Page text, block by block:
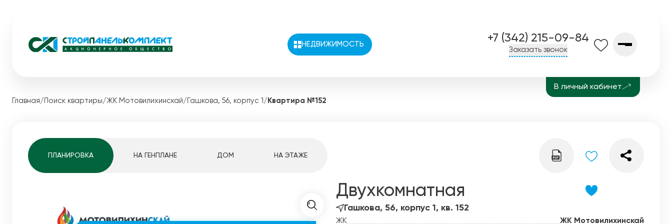
НЕДВИЖИМОСТЬ
+7 (342) 215-09-84
Заказать звонок
Мотовилихинскай
Pro жизнь
Динамика строительства
Квартиры студии
4-комнатные квартиры
Ипотека траншами
Материнский капитал
В личный кабинет
Главная/ Поиск квартиры/ЖК Мотовилихинскай/ Гашкова, 56, корпус 1 / Квартира №152
ПЛАНИРОВКА НА ГЕНПЛАНЕ ДОМ НА ЭТАЖЕ
Двухкомнатная
Гашкова, 56, корпус 1, кв. 152
ЖК
ЖК Мотовилихинскай